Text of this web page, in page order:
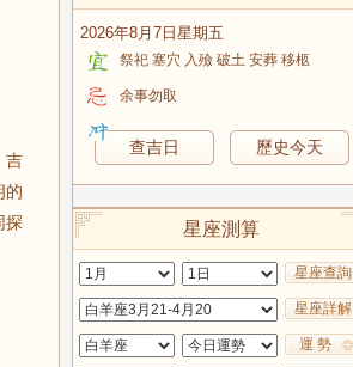
吉
的
探
2026年8月7日星期五
祭祀 塞穴 入殮 破土 安葬 移柩
余事勿取
查吉日 歷史今天
星座測算
星座查詢
星座詳解
運 勢